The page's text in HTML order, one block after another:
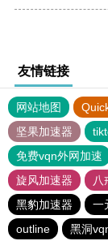
友情链接
网站地图
坚果加速器
免费vqn外网加速
旋风加速器
八
黑豹加速器
一
outline
黑洞